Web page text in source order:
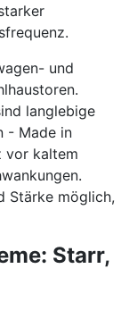
und
langlebige
- Made in
vor kaltem
Stärke möglich,
Starr,